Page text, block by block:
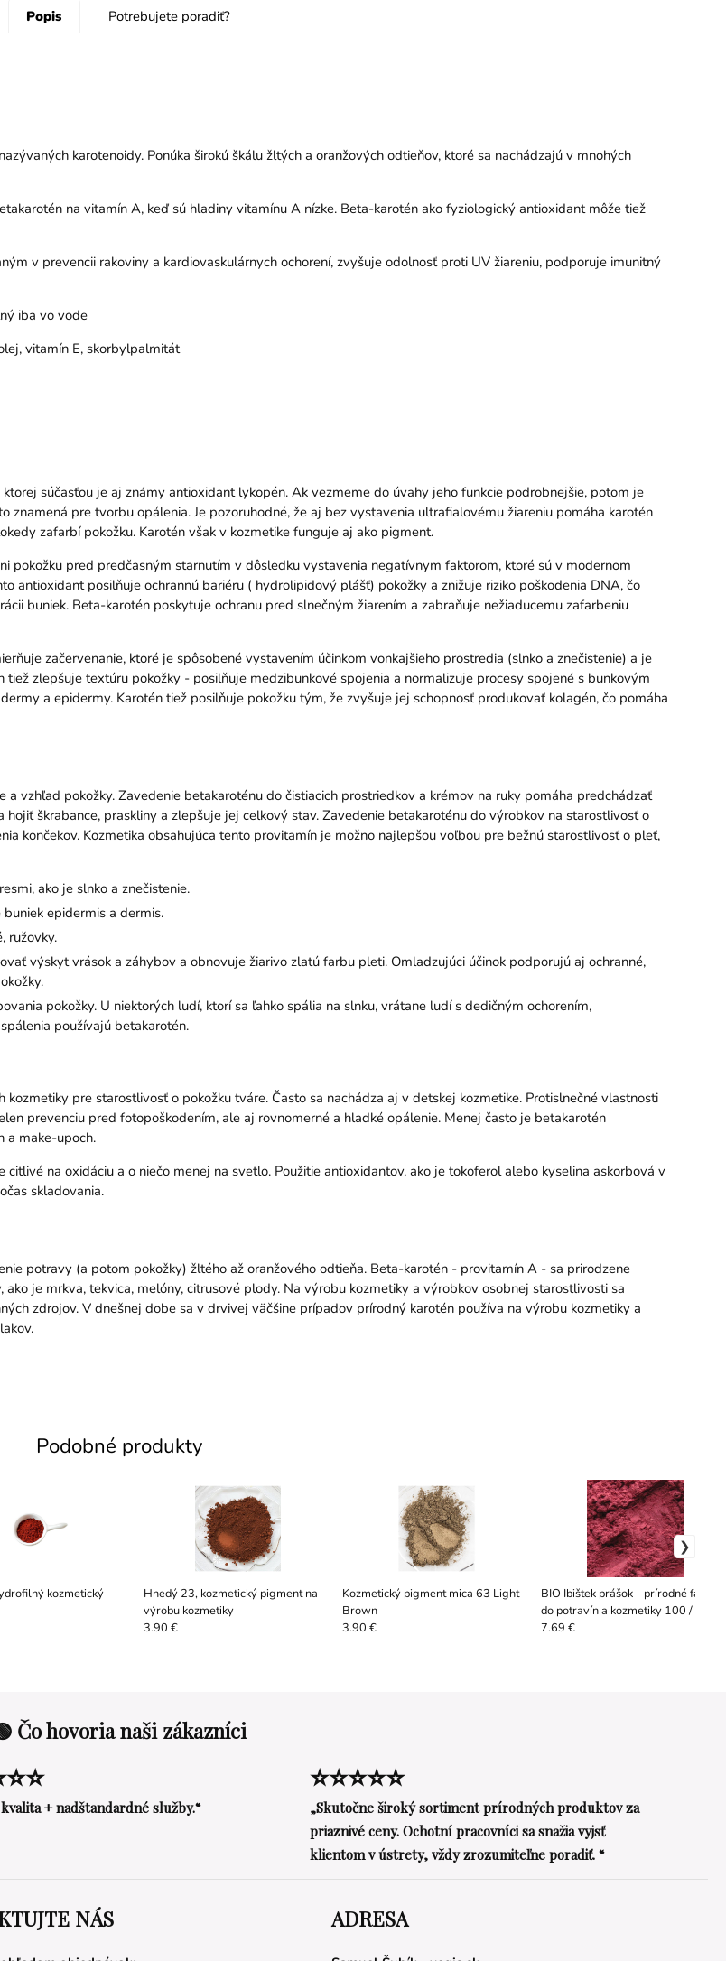
Popis Potrebujete poradiť?
karotenoidy. Ponúka širokú škálu žltých a oranžových odtieňov, ktoré sa nachádzajú v mnohých
na vitamín A, keď sú hladiny vitamínu A nízke. Beta-karotén ako fyziologický antioxidant môže tiež
v prevencii rakoviny a kardiovaskulárnych ochorení, zvyšuje odolnosť proti UV žiareniu, podporuje imunitný
iba vo vode
vitamín E, skorbylpalmitát
súčasťou je aj známy antioxidant lykopén. Ak vezmeme do úvahy jeho funkcie podrobnejšie, potom je
pre tvorbu opálenia. Je pozoruhodné, že aj bez vystavenia ultrafialovému žiareniu pomáha karotén
zafarbí pokožku. Karotén však v kozmetike funguje aj ako pigment.
pokožku pred predčasným starnutím v dôsledku vystavenia negatívnym faktorom, ktoré sú v modernom
antioxidant posilňuje ochrannú bariéru ( hydrolipidový plášť) pokožky a znižuje riziko poškodenia DNA, čo
buniek. Beta-karotén poskytuje ochranu pred slnečným žiarením a zabraňuje nežiaducemu zafarbeniu
začervenanie, ktoré je spôsobené vystavením účinkom vonkajšieho prostredia (slnko a znečistenie) a je
zlepšuje textúru pokožky - posilňuje medzibunkové spojenia a normalizuje procesy spojené s bunkovým
a epidermy. Karotén tiež posilňuje pokožku tým, že zvyšuje jej schopnosť produkovať kolagén, čo pomáha
vzhľad pokožky. Zavedenie betakaroténu do čistiacich prostriedkov a krémov na ruky pomáha predchádzať
škrabance, praskliny a zlepšuje jej celkový stav. Zavedenie betakaroténu do výrobkov na starostlivosť o
končekov. Kozmetika obsahujúca tento provitamín je možno najlepšou voľbou pre bežnú starostlivosť o pleť,
ako je slnko a znečistenie.
epidermis a dermis.
ružovky.
výskyt vrások a záhybov a obnovuje žiarivo zlatú farbu pleti. Omladzujúci účinok podporujú aj ochranné,
pokožky. U niektorých ľudí, ktorí sa ľahko spália na slnku, vrátane ľudí s dedičným ochorením,
používajú betakarotén.
pre starostlivosť o pokožku tváre. Často sa nachádza aj v detskej kozmetike. Protislnečné vlastnosti
prevenciu pred fotopoškodením, ale aj rovnomerné a hladké opálenie. Menej často je betakarotén
a make-upoch.
na oxidáciu a o niečo menej na svetlo. Použitie antioxidantov, ako je tokoferol alebo kyselina askorbová v
skladovania.
potravy (a potom pokožky) žltého až oranžového odtieňa. Beta-karotén - provitamín A - sa prirodzene
je mrkva, tekvica, melóny, citrusové plody. Na výrobu kozmetiky a výrobkov osobnej starostlivosti sa
zdrojov. V dnešnej dobe sa v drvivej väčšine prípadov prírodný karotén používa na výrobu kozmetiky a
Podobné produkty
kozmetický
Hnedý 23, kozmetický pigment na
výrobu kozmetiky
3.90 €
Kozmetický pigment mica 63 Light
Brown
3.90 €
BIO Ibištek prášok – prírodné farbivo
do potravín a kozmetiky 100 / 500 /
1000 g
7.69 €
Čo hovoria naši zákazníci
kvalita + nadštandardné služby.“
⭐⭐⭐⭐⭐
„Skutočne široký sortiment prírodných produktov za
priaznivé ceny. Ochotní pracovníci sa snažia vyjsť
klientom v ústrety, vždy zrozumiteľne poradiť. “
NÁS ADRESA